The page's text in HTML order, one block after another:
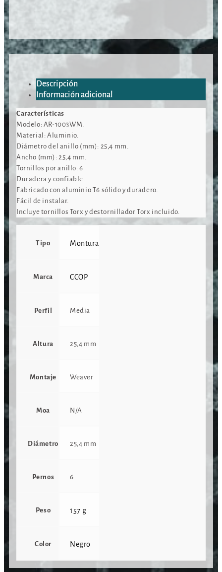
Descripción
Información adicional
Características
Modelo: AR-1003WM.
Material: Aluminio.
Diámetro del anillo (mm): 25,4 mm.
Ancho (mm): 25,4 mm.
Tornillos por anillo: 6
Duradera y confiable.
Fabricado con aluminio T6 sólido y duradero.
Fácil de instalar.
Incluye tornillos Torx y destornillador Torx incluido.
Tipo Montura
Marca CCOP
Perfil Media
Altura 25,4 mm
Montaje Weaver
Moa N/A
Diámetro 25,4 mm
Pernos 6
Peso 157 g
Color Negro